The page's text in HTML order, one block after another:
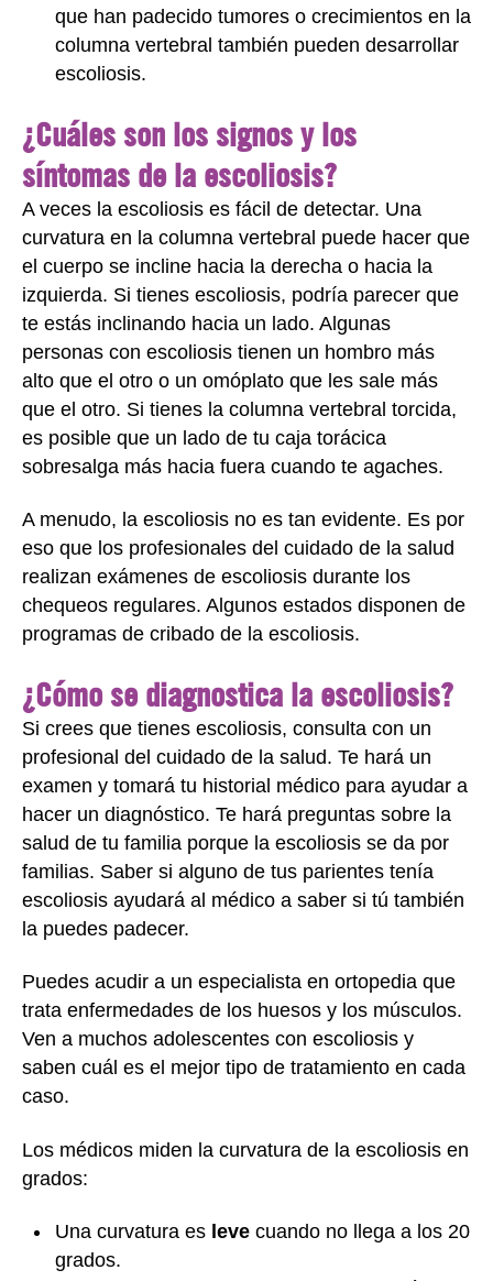
que han padecido tumores o crecimientos en la
columna vertebral también pueden desarrollar
escoliosis.
¿Cuáles son los signos y los
síntomas de la escoliosis?
A veces la escoliosis es fácil de detectar. Una
curvatura en la columna vertebral puede hacer que
el cuerpo se incline hacia la derecha o hacia la
izquierda. Si tienes escoliosis, podría parecer que
te estás inclinando hacia un lado. Algunas
personas con escoliosis tienen un hombro más
alto que el otro o un omóplato que les sale más
que el otro. Si tienes la columna vertebral torcida,
es posible que un lado de tu caja torácica
sobresalga más hacia fuera cuando te agaches.
A menudo, la escoliosis no es tan evidente. Es por
eso que los profesionales del cuidado de la salud
realizan exámenes de escoliosis durante los
chequeos regulares. Algunos estados disponen de
programas de cribado de la escoliosis.
¿Cómo se diagnostica la escoliosis?
Si crees que tienes escoliosis, consulta con un
profesional del cuidado de la salud. Te hará un
examen y tomará tu historial médico para ayudar a
hacer un diagnóstico. Te hará preguntas sobre la
salud de tu familia porque la escoliosis se da por
familias. Saber si alguno de tus parientes tenía
escoliosis ayudará al médico a saber si tú también
la puedes padecer.
Puedes acudir a un especialista en ortopedia que
trata enfermedades de los huesos y los músculos.
Ven a muchos adolescentes con escoliosis y
saben cuál es el mejor tipo de tratamiento en cada
caso.
Los médicos miden la curvatura de la escoliosis en
grados:
Una curvatura es leve cuando no llega a los 20
grados.